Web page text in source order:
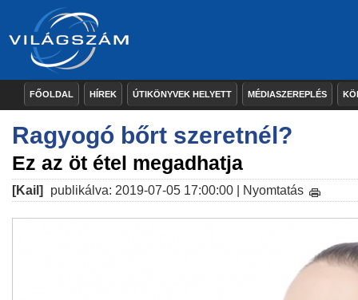
FŐOLDAL HÍREK ÚTIKÖNYVEK HELYETT MÉDIASZEREPLÉS
Ragyogó bőrt szeretnél?
Ez az öt étel megadhatja
[Kail] publikálva: 2019-07-05 17:00:00 | Nyomtatás